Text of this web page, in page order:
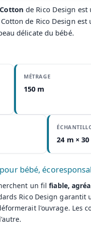
de Rico Design
de Rico Design
délicate du bébé.
MÉTRAGE
150 m
24 m ×
bébé,
un filfiable,
Rico Design garantit
l'ouvrage. Les